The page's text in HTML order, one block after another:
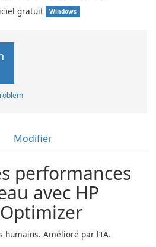
gratuit Windows
Modifier
performances
avec HP
humains. Amélioré par l’IA.